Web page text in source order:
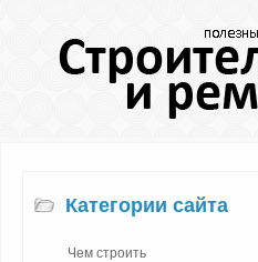
Категории сайта
Чем строить